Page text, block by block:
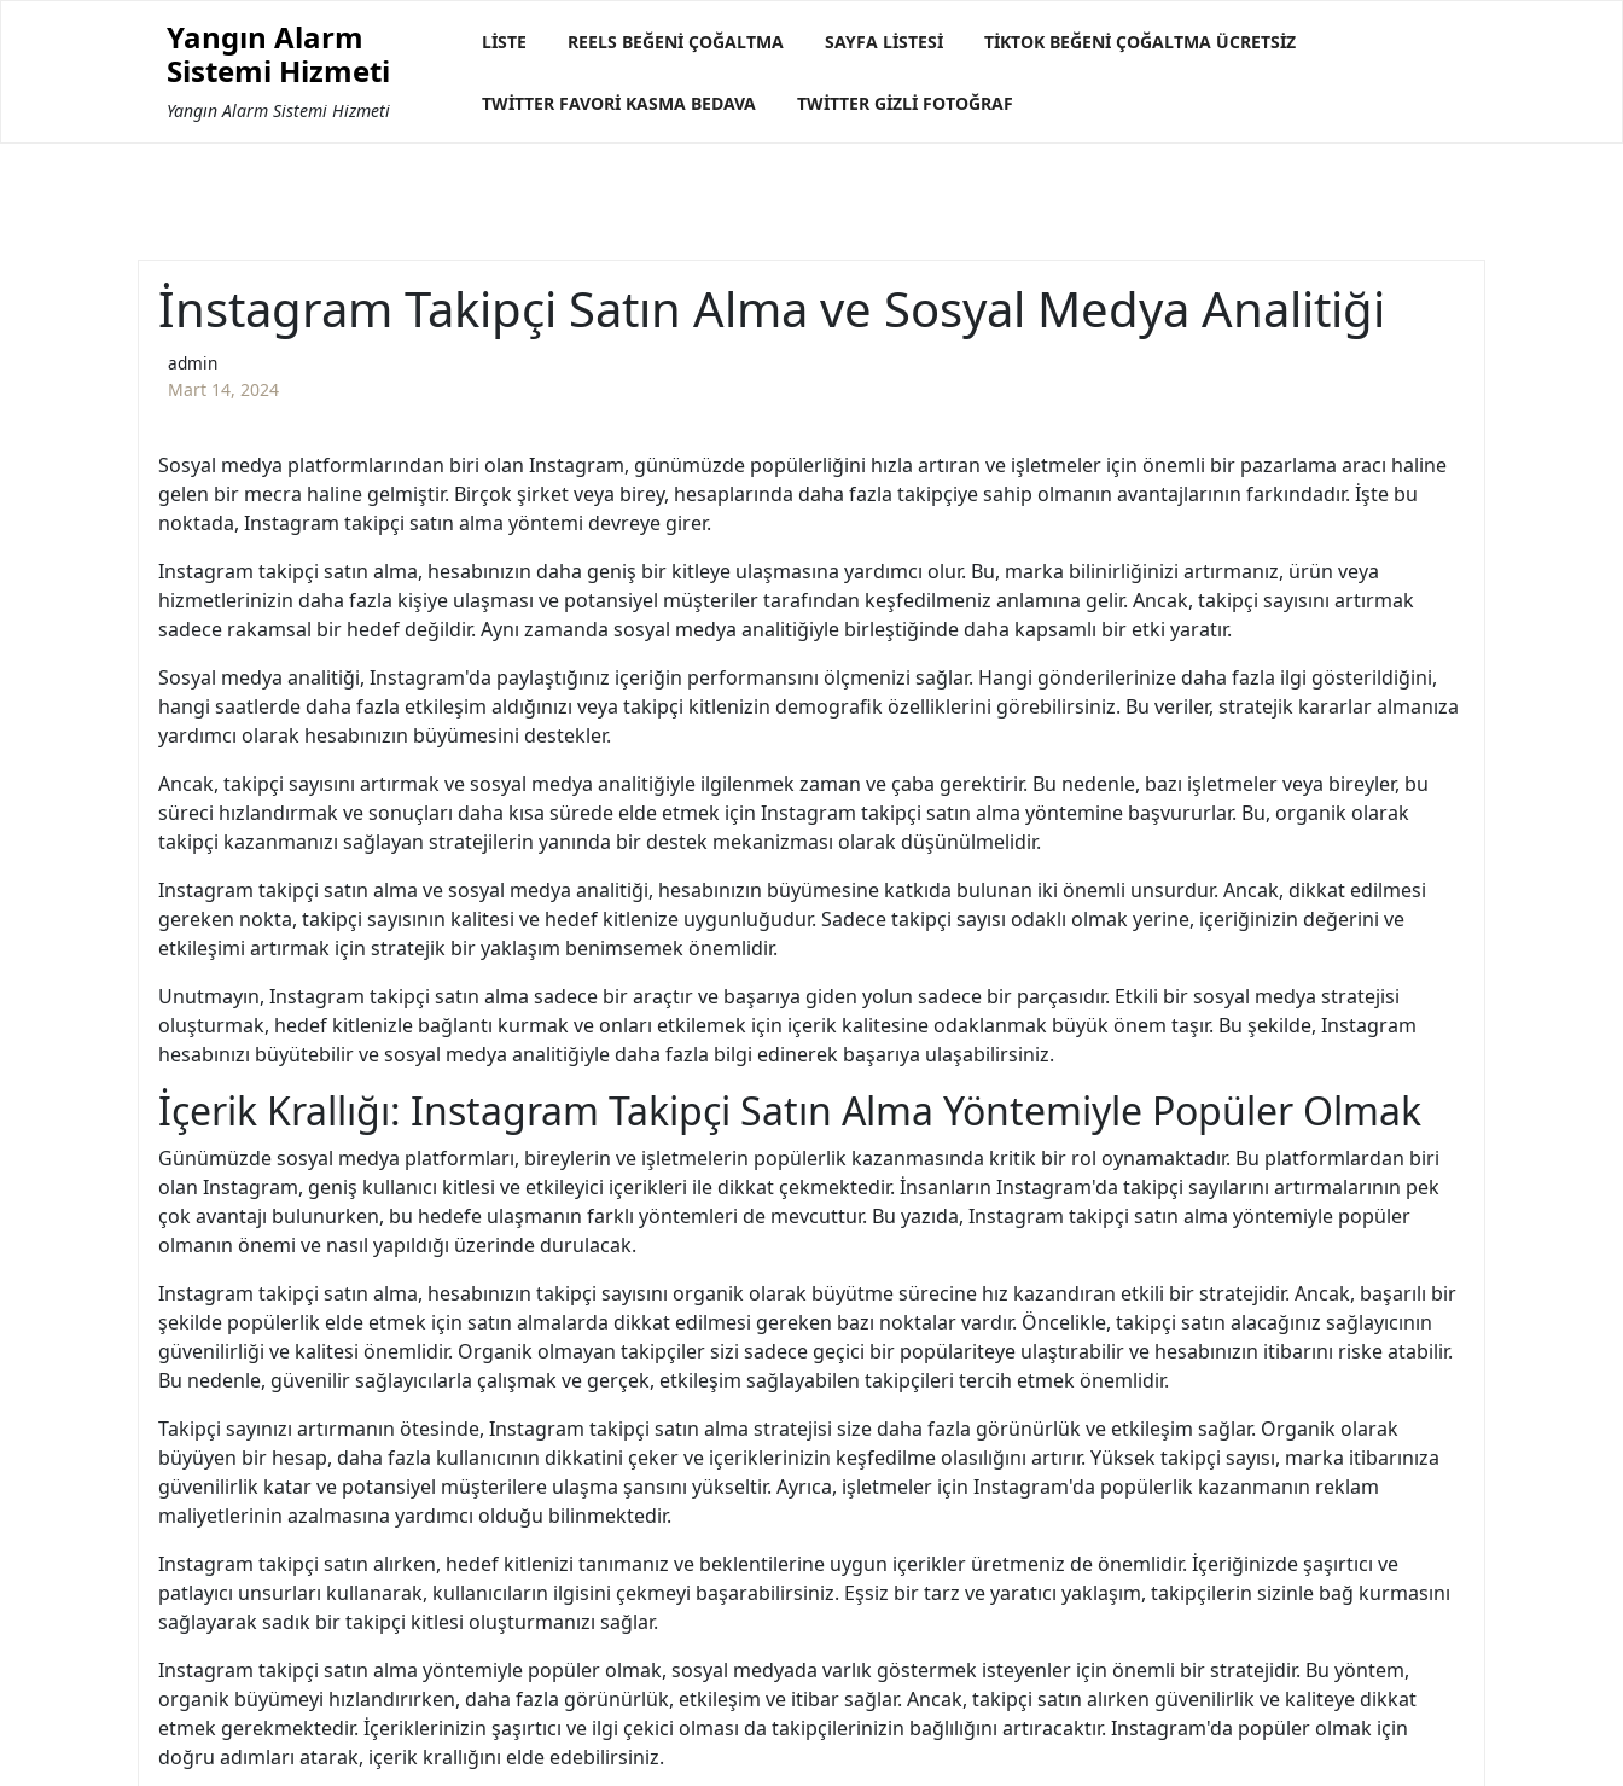
Yangın Alarm
Sistemi Hizmeti
Yangın Alarm Sistemi Hizmeti
LISTE REELS BEĞENI ÇOĞALTMA SAYFA LISTESI TIKTOK BEĞENI ÇOĞALTMA ÜCRETSIZ
TWITTER FAVORI KASMA BEDAVA TWITTER GIZLI FOTOĞRAF
İnstagram Takipçi Satın Alma ve Sosyal Medya Analitiği
admin
Mart 14, 2024
Sosyal medya platformlarından biri olan Instagram, günümüzde popülerliğini hızla artıran ve işletmeler için önemli bir pazarlama aracı haline
gelen bir mecra haline gelmiştir. Birçok şirket veya birey, hesaplarında daha fazla takipçiye sahip olmanın avantajlarının farkındadır. İşte bu
noktada, Instagram takipçi satın alma yöntemi devreye girer.
Instagram takipçi satın alma, hesabınızın daha geniş bir kitleye ulaşmasına yardımcı olur. Bu, marka bilinirliğinizi artırmanız, ürün veya
hizmetlerinizin daha fazla kişiye ulaşması ve potansiyel müşteriler tarafından keşfedilmeniz anlamına gelir. Ancak, takipçi sayısını artırmak
sadece rakamsal bir hedef değildir. Aynı zamanda sosyal medya analitiğiyle birleştiğinde daha kapsamlı bir etki yaratır.
Sosyal medya analitiği, Instagram'da paylaştığınız içeriğin performansını ölçmenizi sağlar. Hangi gönderilerinize daha fazla ilgi gösterildiğini,
hangi saatlerde daha fazla etkileşim aldığınızı veya takipçi kitlenizin demografik özelliklerini görebilirsiniz. Bu veriler, stratejik kararlar almanıza
yardımcı olarak hesabınızın büyümesini destekler.
Ancak, takipçi sayısını artırmak ve sosyal medya analitiğiyle ilgilenmek zaman ve çaba gerektirir. Bu nedenle, bazı işletmeler veya bireyler, bu
süreci hızlandırmak ve sonuçları daha kısa sürede elde etmek için Instagram takipçi satın alma yöntemine başvururlar. Bu, organik olarak
takipçi kazanmanızı sağlayan stratejilerin yanında bir destek mekanizması olarak düşünülmelidir.
Instagram takipçi satın alma ve sosyal medya analitiği, hesabınızın büyümesine katkıda bulunan iki önemli unsurdur. Ancak, dikkat edilmesi
gereken nokta, takipçi sayısının kalitesi ve hedef kitlenize uygunluğudur. Sadece takipçi sayısı odaklı olmak yerine, içeriğinizin değerini ve
etkileşimi artırmak için stratejik bir yaklaşım benimsemek önemlidir.
Unutmayın, Instagram takipçi satın alma sadece bir araçtır ve başarıya giden yolun sadece bir parçasıdır. Etkili bir sosyal medya stratejisi
oluşturmak, hedef kitlenizle bağlantı kurmak ve onları etkilemek için içerik kalitesine odaklanmak büyük önem taşır. Bu şekilde, Instagram
hesabınızı büyütebilir ve sosyal medya analitiğiyle daha fazla bilgi edinerek başarıya ulaşabilirsiniz.
İçerik Krallığı: Instagram Takipçi Satın Alma Yöntemiyle Popüler Olmak
Günümüzde sosyal medya platformları, bireylerin ve işletmelerin popülerlik kazanmasında kritik bir rol oynamaktadır. Bu platformlardan biri
olan Instagram, geniş kullanıcı kitlesi ve etkileyici içerikleri ile dikkat çekmektedir. İnsanların Instagram'da takipçi sayılarını artırmalarının pek
çok avantajı bulunurken, bu hedefe ulaşmanın farklı yöntemleri de mevcuttur. Bu yazıda, Instagram takipçi satın alma yöntemiyle popüler
olmanın önemi ve nasıl yapıldığı üzerinde durulacak.
Instagram takipçi satın alma, hesabınızın takipçi sayısını organik olarak büyütme sürecine hız kazandıran etkili bir stratejidir. Ancak, başarılı bir
şekilde popülerlik elde etmek için satın almalarda dikkat edilmesi gereken bazı noktalar vardır. Öncelikle, takipçi satın alacağınız sağlayıcının
güvenilirliği ve kalitesi önemlidir. Organik olmayan takipçiler sizi sadece geçici bir popülariteye ulaştırabilir ve hesabınızın itibarını riske atabilir.
Bu nedenle, güvenilir sağlayıcılarla çalışmak ve gerçek, etkileşim sağlayabilen takipçileri tercih etmek önemlidir.
Takipçi sayınızı artırmanın ötesinde, Instagram takipçi satın alma stratejisi size daha fazla görünürlük ve etkileşim sağlar. Organik olarak
büyüyen bir hesap, daha fazla kullanıcının dikkatini çeker ve içeriklerinizin keşfedilme olasılığını artırır. Yüksek takipçi sayısı, marka itibarınıza
güvenilirlik katar ve potansiyel müşterilere ulaşma şansını yükseltir. Ayrıca, işletmeler için Instagram'da popülerlik kazanmanın reklam
maliyetlerinin azalmasına yardımcı olduğu bilinmektedir.
Instagram takipçi satın alırken, hedef kitlenizi tanımanız ve beklentilerine uygun içerikler üretmeniz de önemlidir. İçeriğinizde şaşırtıcı ve
patlayıcı unsurları kullanarak, kullanıcıların ilgisini çekmeyi başarabilirsiniz. Eşsiz bir tarz ve yaratıcı yaklaşım, takipçilerin sizinle bağ kurmasını
sağlayarak sadık bir takipçi kitlesi oluşturmanızı sağlar.
Instagram takipçi satın alma yöntemiyle popüler olmak, sosyal medyada varlık göstermek isteyenler için önemli bir stratejidir. Bu yöntem,
organik büyümeyi hızlandırırken, daha fazla görünürlük, etkileşim ve itibar sağlar. Ancak, takipçi satın alırken güvenilirlik ve kaliteye dikkat
etmek gerekmektedir. İçeriklerinizin şaşırtıcı ve ilgi çekici olması da takipçilerinizin bağlılığını artıracaktır. Instagram'da popüler olmak için
doğru adımları atarak, içerik krallığını elde edebilirsiniz.